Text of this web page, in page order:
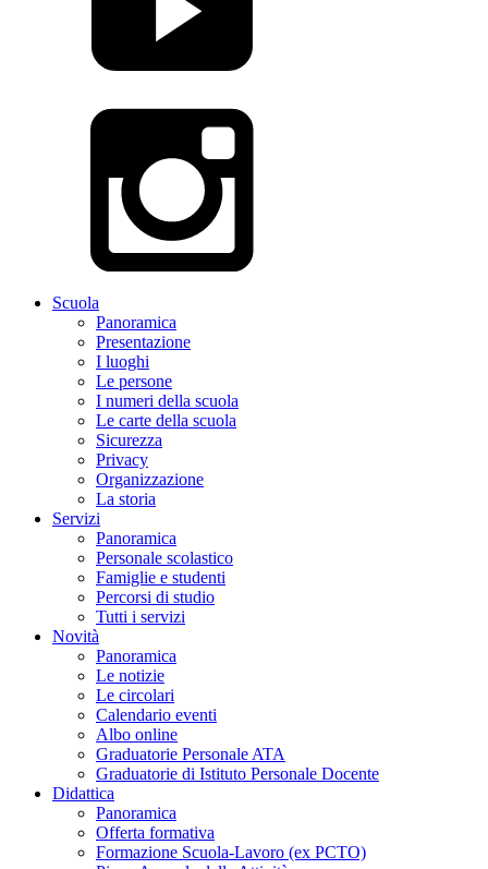
Scuola
Panoramica
Presentazione
I luoghi
Le persone
I numeri della scuola
Le carte della scuola
Sicurezza
Privacy
Organizzazione
La storia
Servizi
Panoramica
Personale scolastico
Famiglie e studenti
Percorsi di studio
Tutti i servizi
Novità
Panoramica
Le notizie
Le circolari
Calendario eventi
Albo online
Graduatorie Personale ATA
Graduatorie di Istituto Personale Docente
Didattica
Panoramica
Offerta formativa
Formazione Scuola-Lavoro (ex PCTO)